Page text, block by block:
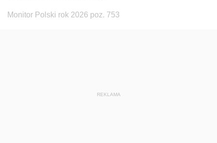
Monitor Polski rok 2026 poz. 753
REKLAMA